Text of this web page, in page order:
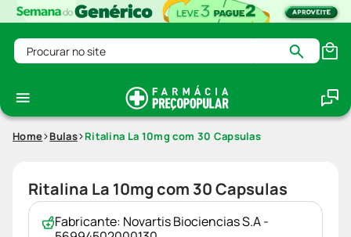
Procurar no site
Home Bulas Ritalina La 10mg com 30 Capsulas
Ritalina La 10mg com 30 Capsulas
Fabricante: Novartis Biociencias S.A -